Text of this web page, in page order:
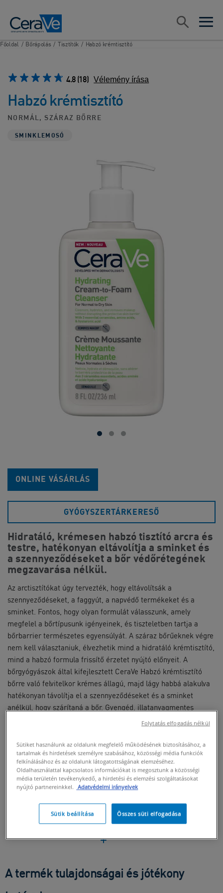
open
open
Keresés
Főoldal / Bőrápolás / Tisztítók / Habzó krémtisztító
4.8 (18) Vélemény írása​
Habzó krémtisztító
NORMÁL, SZÁRAZ BŐRRE
SMINKLEMOSÓ
Hidratáló, krémesen habzó tisztító arcra és
testre, hatékonyan eltávolítja a sminket és
a szennyeződéseket a bőr védőrétegének
megzavarása nélkül.
Az arctisztítókat úgy tervezték, hogy eltávolítsák a
szennyeződéseket, a faggyút, a napvédő termékeket és a
sminket. Fontos, hogy olyan formulát válasszunk, amely
megfelel a bőrtípusunk igényeinek, és tiszteletben tartja a
bőrbarrier természetes egyensúlyát. A száraz bőrűeknek végre
nem kell választaniuk, élvezhetik mind a hidratáló krémtisztító,
mind a habzó formula frissítő érzetet nyújtó előnyeit. A
bőrgyógyászok által kifejlesztett CeraVe Habzó krémtisztító
bőrre való felvitelkor krémes állagú, majd lágy habbá alakulva
hatékonyan távolítja el a szennyeződéseket és a sminket
anélkül, hogy szárítaná a bőr. Gyengéd, illatanyagmentes
formulája három alapvető fontosságú ceramidot, aminosavat
bőr nedvességtartalmát, valamint természetes védőrétegének
egyensúlyát.
ONLINE VÁSÁRLÁS
GYÓGYSZERTÁRKERESŐ
ÖSSZETEVŐK
HOGYAN KELL HASZNÁLNI
BIZTONSÁGI ÁLLÍTÁS
A termék tulajdonságai és jótékony
Sütiket használunk az oldalunk megfelelő működésének biztosításához, a
tartalmak és hirdetések személyre szabásához, közösségi média funkciók
felkínálásához és az oldalunk látogatottságának elemzéséhez.
Oldalhasználattal kapcsolatos információkat is megosztunk a közösségi
média területén tevékenykedő, a hirdetési és elemzési szolgáltatásokat
nyújtó partnereinkkel. Adatvédelmi irányelvek
Sütik beállítása Összes süti elfogadása
Folytatás elfogadás nélkül